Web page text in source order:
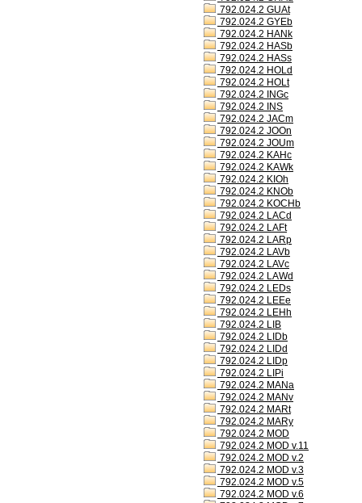
792.024.2 GUAt
792.024.2 GYEb
792.024.2 HANk
792.024.2 HASb
792.024.2 HASs
792.024.2 HOLd
792.024.2 HOLt
792.024.2 INGc
792.024.2 INS
792.024.2 JACm
792.024.2 JOOn
792.024.2 JOUm
792.024.2 KAHc
792.024.2 KAWk
792.024.2 KIOh
792.024.2 KNOb
792.024.2 KOCHb
792.024.2 LACd
792.024.2 LAFt
792.024.2 LARp
792.024.2 LAVb
792.024.2 LAVc
792.024.2 LAWd
792.024.2 LEDs
792.024.2 LEEe
792.024.2 LEHh
792.024.2 LIB
792.024.2 LIDb
792.024.2 LIDd
792.024.2 LIDp
792.024.2 LIPi
792.024.2 MANa
792.024.2 MANv
792.024.2 MARt
792.024.2 MARy
792.024.2 MOD
792.024.2 MOD v.11
792.024.2 MOD v.2
792.024.2 MOD v.3
792.024.2 MOD v.5
792.024.2 MOD v.6